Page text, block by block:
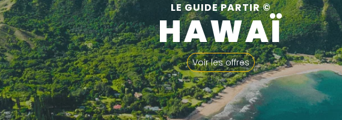
LE GUIDE PARTIR ©
HAWAÏ
Voir les offres
☀️ Où partir par mois
Janvier
Février Mars Avril Mai Juin Juillet Août
Octobre
Novembre Décembre
✨ Envies populaires